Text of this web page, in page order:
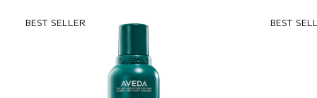
BEST SELLER BEST